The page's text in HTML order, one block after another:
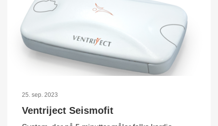
25. sep. 2023
Ventriject Seismofit